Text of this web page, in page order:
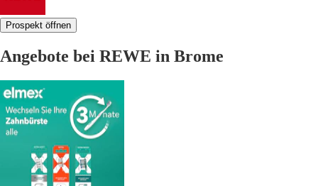
Prospekt öffnen
Angebote bei REWE in Brome